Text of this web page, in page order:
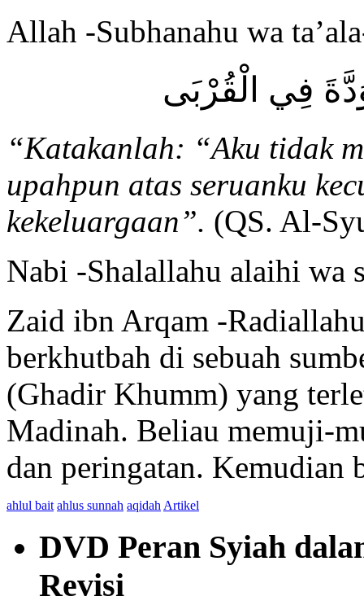
Allah -Subhanahu wa
فِي الْقُرْبَى
“Katakanlah: “Aku tidak
upahpun atas seruanku
kekeluargaan”. (QS. Al-
Nabi -Shalallahu alaihi wa
Zaid ibn Arqam -
berkhutbah di sebuah
(Ghadir Khumm) yang
Madinah. Beliau memuji-
dan peringatan. Kemudian
ahlul bait ahlus sunnah aqidah Artikel
DVD Peran Syiah
Revisi